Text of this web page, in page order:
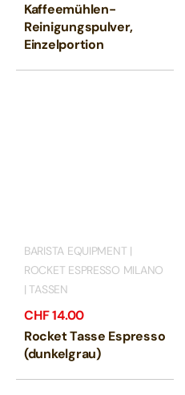
Kaffeemühlen-
Reinigungspulver,
Einzelportion
BARISTA EQUIPMENT |
ROCKET ESPRESSO MILANO
| TASSEN
CHF14.00
Rocket Tasse Espresso
(dunkelgrau)